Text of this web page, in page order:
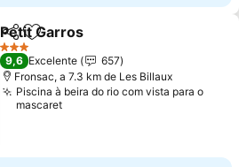
PartilharAdicionar aos favoritos
Petit Garros
3 Estrelas
9,6 Excelente
657
Fronsac, a 7.3 km de Les Billaux
Piscina à beira do rio com vista para o
mascaret